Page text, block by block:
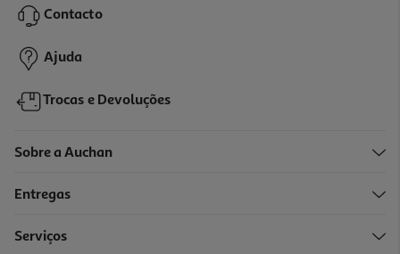
16,99 €
Contacto
Ajuda
Trocas e Devoluções
Sobre a Auchan
Entregas
Serviços